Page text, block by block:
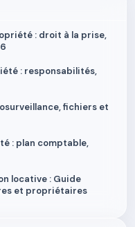
: droit à la prise,
: responsabilités,
fichiers et
: plan comptable,
locative : Guide
et propriétaires